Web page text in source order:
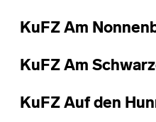
KuFZ Am
KuFZ Am
KuFZ Auf den